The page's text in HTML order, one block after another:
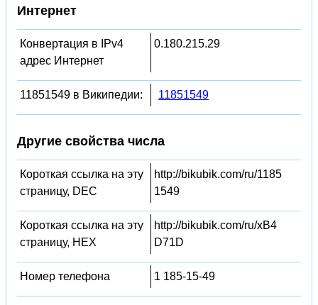
Интернет
Конвертация в IPv4
адрес Интернет
0.180.215.29
11851549 в Википедии: 11851549
Другие свойства числа
Короткая ссылка на эту
страницу, DEC
http://bikubik.com/ru/1185
1549
Короткая ссылка на эту
страницу, HEX
http://bikubik.com/ru/xB4
D71D
Номер телефона 1 185-15-49